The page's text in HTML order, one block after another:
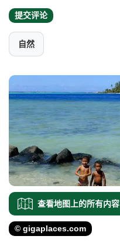
提交评论
自然
查看地图上的所有内容
© gigaplaces.com